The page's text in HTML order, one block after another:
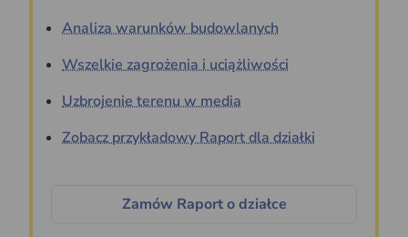
Analiza warunków budowlanych
Wszelkie zagrożenia i uciążliwości
Uzbrojenie terenu w media
Zobacz przykładowy Raport dla działki
Zamów Raport o działce